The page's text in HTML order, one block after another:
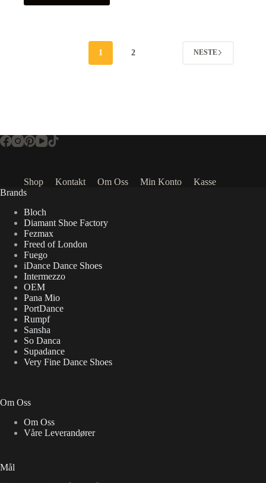
1 2 NESTE
Shop Kontakt Om Oss Min Konto
Kasse
Brands
Bloch
Diamant Shoe Factory
Fezmax
Freed of London
Fuego
iDance Dance Shoes
Intermezzo
OEM
Pana Mio
PortDance
Rumpf
Sansha
So Danca
Supadance
Very Fine Dance Shoes
Om Oss
Om Oss
Våre Leverandører
Mål